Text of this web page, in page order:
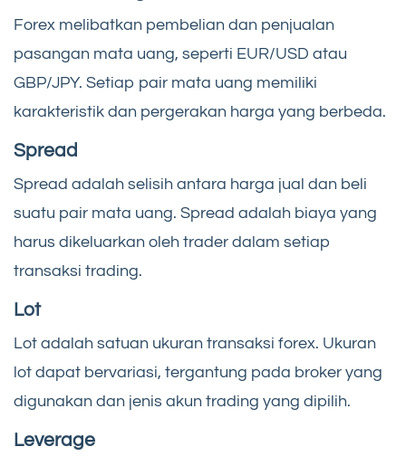
Forex melibatkan pembelian dan penjualan
pasangan mata uang, seperti EUR/USD atau
GBP/JPY. Setiap pair mata uang memiliki
karakteristik dan pergerakan harga yang berbeda.
Spread
Spread adalah selisih antara harga jual dan beli
suatu pair mata uang. Spread adalah biaya yang
harus dikeluarkan oleh trader dalam setiap
transaksi trading.
Lot
Lot adalah satuan ukuran transaksi forex. Ukuran
lot dapat bervariasi, tergantung pada broker yang
digunakan dan jenis akun trading yang dipilih.
Leverage